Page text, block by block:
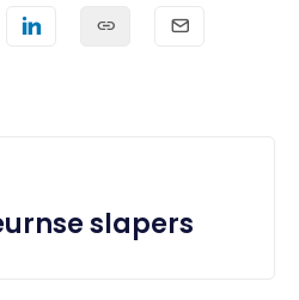
slapers